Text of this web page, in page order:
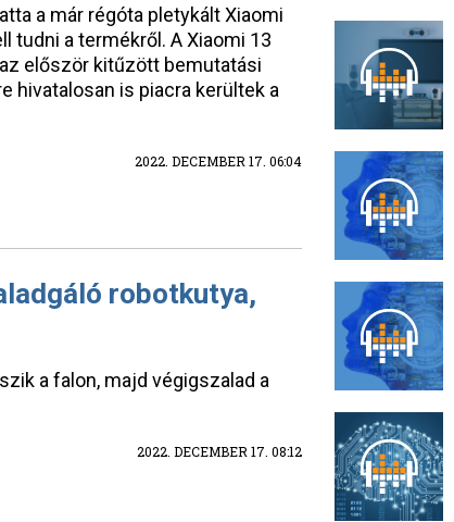
a már régóta pletykált Xiaomi
tudni a termékről. A Xiaomi 13
először kitűzött bemutatási
hivatalosan is piacra kerültek a
2022. DECEMBER 17. 06:04
robotkutya,
a falon, majd végigszalad a
2022. DECEMBER 17. 08:12